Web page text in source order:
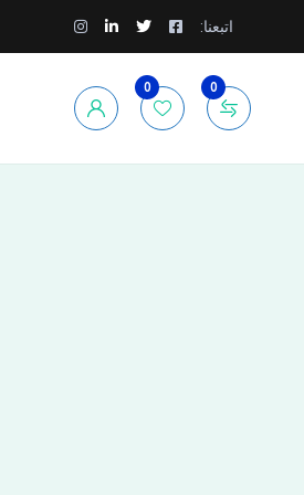
اتبعنا:
0
0